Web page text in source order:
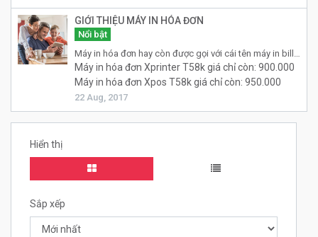
GIỚI THIỆU MÁY IN HÓA ĐƠN
Nổi bật
Máy in hóa đơn hay còn được gọi với cái tên máy in bill là thiết bị ngoại vi được kết nối với máy tính thường được sử dụng để xuất dữ liệu ra văn bản, in các chứng từ, hóa đơn k57, hóa đơn khổ k58 (Hóa đơn mini) hay k80…
Máy in hóa đơn Xprinter T58k giá chỉ còn: 900.000
Máy in hóa đơn Xpos T58k giá chỉ còn: 950.000
22 Aug, 2017
Hiển thị
Sắp xếp